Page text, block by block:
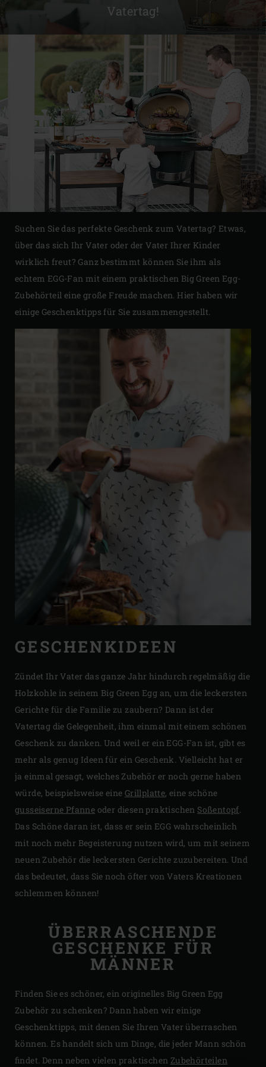
Vatertag!
Suchen Sie das perfekte Geschenk zum Vatertag? Etwas,
über das sich Ihr Vater oder der Vater Ihrer Kinder
wirklich freut? Ganz bestimmt können Sie ihm als
echtem EGG-Fan mit einem praktischen Big Green Egg-
Zubehörteil eine große Freude machen. Hier haben wir
einige Geschenktipps für Sie zusammengestellt.
GESCHENKIDEEN
Zündet Ihr Vater das ganze Jahr hindurch regelmäßig die
Holzkohle in seinem Big Green Egg an, um die leckersten
Gerichte für die Familie zu zaubern? Dann ist der
Vatertag die Gelegenheit, ihm einmal mit einem schönen
Geschenk zu danken. Und weil er ein EGG-Fan ist, gibt es
mehr als genug Ideen für ein Geschenk. Vielleicht hat er
ja einmal gesagt, welches Zubehör er noch gerne haben
würde, beispielsweise eine Grillplatte, eine schöne
gusseiserne Pfanne oder diesen praktischen Soßentopf
Das Schöne daran ist, dass er sein EGG wahrscheinlich
mit noch mehr Begeisterung nutzen wird, um mit seinem
neuen Zubehör die leckersten Gerichte zuzubereiten. Und
das bedeutet, dass Sie noch öfter von Vaters Kreationen
schlemmen können!
ÜBERRASCHENDE
GESCHENKE FÜR
MÄNNER
Finden Sie es schöner, ein originelles Big Green Egg
Zubehör zu schenken? Dann haben wir einige
Geschenktipps, mit denen Sie Ihren Vater überraschen
können. Es handelt sich um Dinge, die jeder Mann schön
findet. Denn neben vielen praktischen Zubehörteilen